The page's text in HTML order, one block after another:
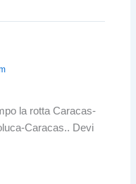
la rotta Caracas-
Caracas.. Devi